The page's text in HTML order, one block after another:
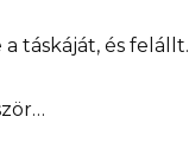
táskáját, és felállt.